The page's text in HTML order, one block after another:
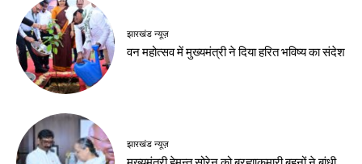
देश-विदेश
छिंदवाड़ा से आज शुरू
होगा मुख्यमंत्री जन-
विश्वास अभियान
Birsa Bhumi Live
August 7, 2026